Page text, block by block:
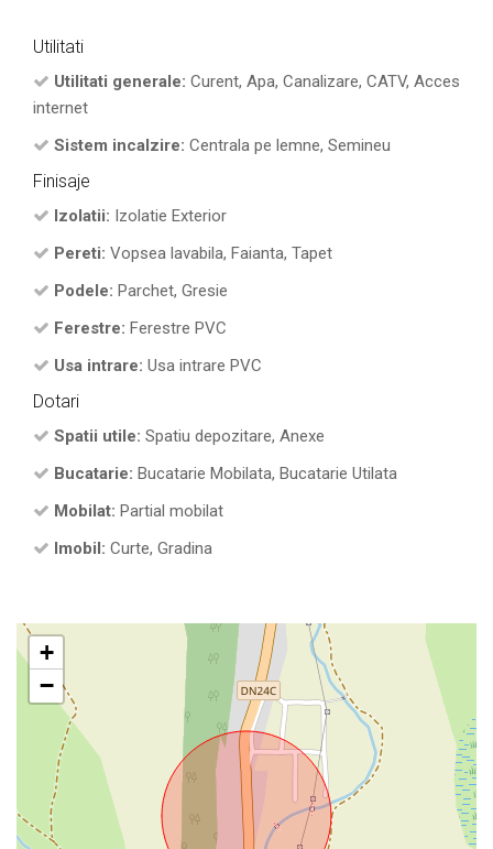
Utilitati
Utilitati generale: Curent, Apa, Canalizare, CATV, Acces
internet
Sistem incalzire: Centrala pe lemne, Semineu
Finisaje
Izolatii: Izolatie Exterior
Pereti: Vopsea lavabila, Faianta, Tapet
Podele: Parchet, Gresie
Ferestre: Ferestre PVC
Usa intrare: Usa intrare PVC
Dotari
Spatii utile: Spatiu depozitare, Anexe
Bucatarie: Bucatarie Mobilata, Bucatarie Utilata
Mobilat: Partial mobilat
Imobil: Curte, Gradina
+
−